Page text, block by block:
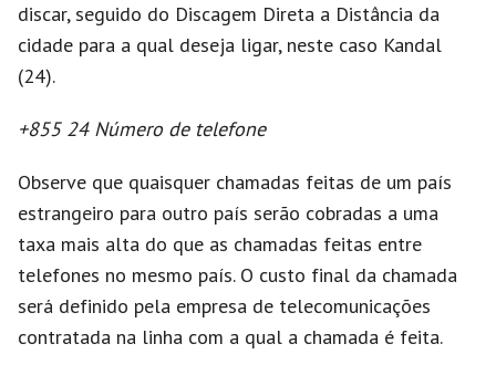
discar, seguido do Discagem Direta a Distância da
cidade para a qual deseja ligar, neste caso Kandal
(24).
+855 24 Número de telefone
Observe que quaisquer chamadas feitas de um país
estrangeiro para outro país serão cobradas a uma
taxa mais alta do que as chamadas feitas entre
telefones no mesmo país. O custo final da chamada
será definido pela empresa de telecomunicações
contratada na linha com a qual a chamada é feita.